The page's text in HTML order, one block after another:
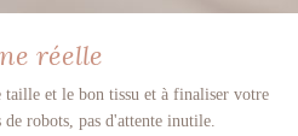
réelle
taille et le bon tissu et à finaliser votre
robots, pas d'attente inutile.